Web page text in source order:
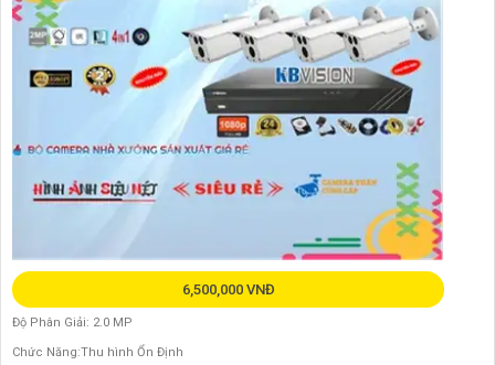
6,500,000 VNĐ
Độ Phân Giải: 2.0 MP
Chức Năng:Thu hình Ổn Định